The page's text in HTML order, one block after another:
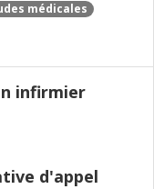
médicales
infirmier
d'appel